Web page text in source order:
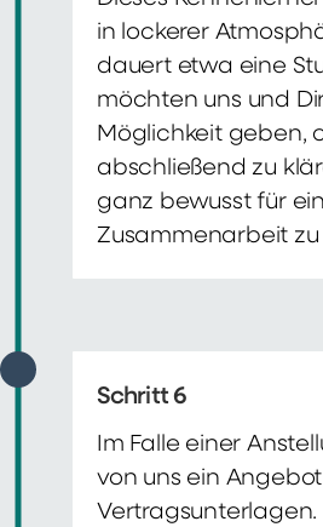
in lockerer
dauert etwa eine
möchten uns und
Möglichkeit geben,
abschließend zu
ganz bewusst für
Zusammenarbeit
Schritt 6
Im Falle einer
von uns ein
Vertragsunterlagen.